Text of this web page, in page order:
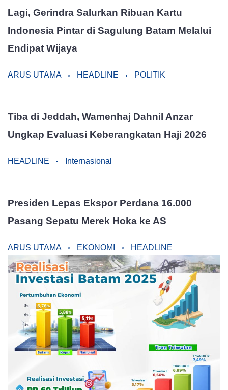
Lagi, Gerindra Salurkan Ribuan Kartu
Indonesia Pintar di Sagulung Batam Melalui
Endipat Wijaya
ARUS UTAMA HEADLINE POLITIK
Tiba di Jeddah, Wamenhaj Dahnil Anzar
Ungkap Evaluasi Keberangkatan Haji 2026
HEADLINE Internasional
Presiden Lepas Ekspor Perdana 16.000
Pasang Sepatu Merek Hoka ke AS
ARUS UTAMA EKONOMI HEADLINE